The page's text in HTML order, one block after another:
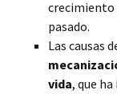
crecimiento
pasado.
Las causas
vida, que